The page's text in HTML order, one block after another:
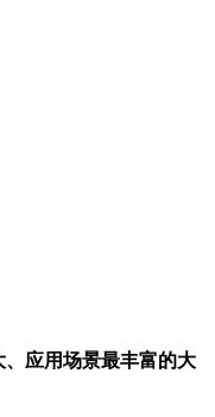
应用场景最丰富的大